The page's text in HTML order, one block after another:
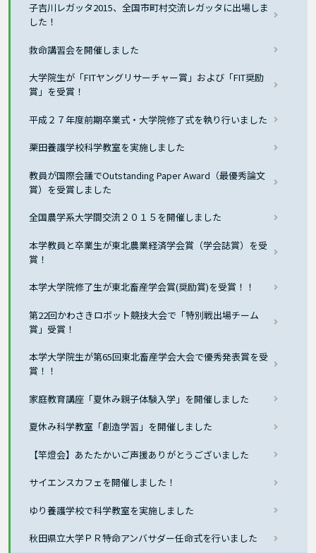
子吉川レガッタ2015、全国市町村交流レガッタに出場しま
した！
救命講習会を開催しました
大学院生が「FITヤングリサーチャー賞」および「FIT奨励
賞」を受賞！
平成２７年度前期卒業式・大学院修了式を執り行いました
栗田養護学校科学教室を実施しました
教員が国際会議でOutstanding Paper Award（最優秀論文
賞）を受賞しました
全国農学系大学間交流２０１５を開催しました
本学教員と卒業生が東北農業経済学会賞（学会誌賞）を受
賞！
本学大学院修了生が東北畜産学会賞(奨励賞)を受賞！！
第22回かわさきロボット競技大会で「特別戦出場チーム
賞」受賞！
本学大学院生が第65回東北畜産学会大会で優秀発表賞を受
賞！！
家庭教育講座「夏休み親子体験入学」を開催しました
夏休み科学教室「創造学習」を開催しました
【竿燈会】あたたかいご声援ありがとうございました
サイエンスカフェを開催しました！
ゆり養護学校で科学教室を実施しました
秋田県立大学ＰＲ特命アンバサダー任命式を行いました